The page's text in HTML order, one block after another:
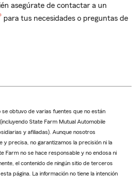
asegúrate de contactar a un
para tus necesidades o preguntas de
se obtuvo de varias fuentes que no están
(incluyendo State Farm Mutual Automobile
y afiliadas). Aunque nosotros
y precisa, no garantizamos la precisión ni la
Farm no se hace responsable y no endosa ni
el contenido de ningún sitio de terceros
página. La información no tiene la intención